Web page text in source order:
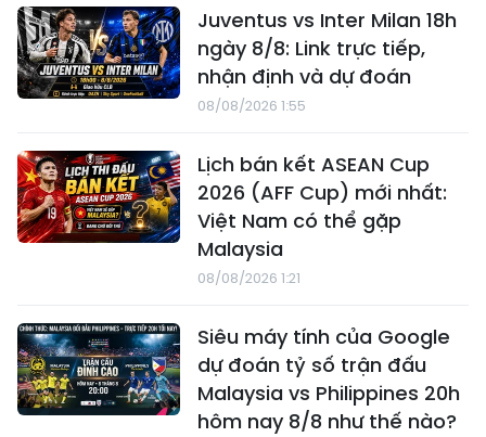
Juventus vs Inter Milan 18h
ngày 8/8: Link trực tiếp,
nhận định và dự đoán
08/08/2026 1:55
Lịch bán kết ASEAN Cup
2026 (AFF Cup) mới nhất:
Việt Nam có thể gặp
Malaysia
08/08/2026 1:21
Siêu máy tính của Google
dự đoán tỷ số trận đấu
Malaysia vs Philippines 20h
hôm nay 8/8 như thế nào?